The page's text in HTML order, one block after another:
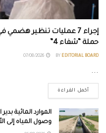
إجراء 7 عمليات تنظير
حملة “شفاء 4”
BY EDITORIAL BOARD
...
أكمل القراءة
الموارد المائية
وصول المياه إلى